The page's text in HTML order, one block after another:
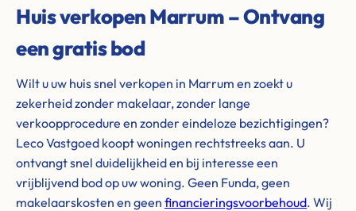
Huis verkopen Marrum – Ontvang
een gratis bod
Wilt u uw huis snel verkopen in Marrum en zoekt u
zekerheid zonder makelaar, zonder lange
verkoopprocedure en zonder eindeloze bezichtigingen?
Leco Vastgoed koopt woningen rechtstreeks aan. U
ontvangt snel duidelijkheid en bij interesse een
vrijblijvend bod op uw woning. Geen Funda, geen
makelaarskosten en geen financieringsvoorbehoud. Wij